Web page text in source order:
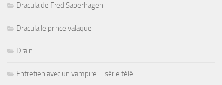
Dracula de Fred Saberhagen
Dracula le prince valaque
Drain
Entretien avec un vampire – série télé